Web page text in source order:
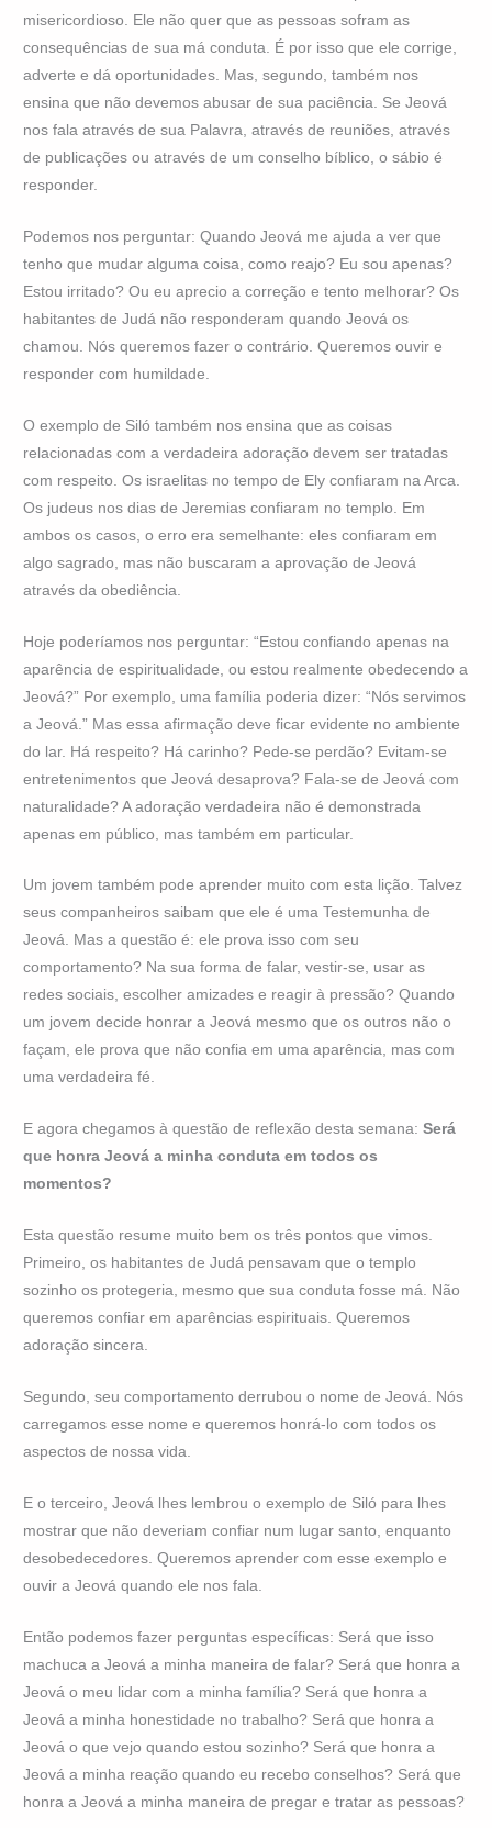
misericordioso. Ele não quer que as pessoas sofram as
consequências de sua má conduta. É por isso que ele corrige,
adverte e dá oportunidades. Mas, segundo, também nos
ensina que não devemos abusar de sua paciência. Se Jeová
nos fala através de sua Palavra, através de reuniões, através
de publicações ou através de um conselho bíblico, o sábio é
responder.
Podemos nos perguntar: Quando Jeová me ajuda a ver que
tenho que mudar alguma coisa, como reajo? Eu sou apenas?
Estou irritado? Ou eu aprecio a correção e tento melhorar? Os
habitantes de Judá não responderam quando Jeová os
chamou. Nós queremos fazer o contrário. Queremos ouvir e
responder com humildade.
O exemplo de Siló também nos ensina que as coisas
relacionadas com a verdadeira adoração devem ser tratadas
com respeito. Os israelitas no tempo de Ely confiaram na Arca.
Os judeus nos dias de Jeremias confiaram no templo. Em
ambos os casos, o erro era semelhante: eles confiaram em
algo sagrado, mas não buscaram a aprovação de Jeová
através da obediência.
Hoje poderíamos nos perguntar: “Estou confiando apenas na
aparência de espiritualidade, ou estou realmente obedecendo a
Jeová?” Por exemplo, uma família poderia dizer: “Nós servimos
a Jeová.” Mas essa afirmação deve ficar evidente no ambiente
do lar. Há respeito? Há carinho? Pede-se perdão? Evitam-se
entretenimentos que Jeová desaprova? Fala-se de Jeová com
naturalidade? A adoração verdadeira não é demonstrada
apenas em público, mas também em particular.
Um jovem também pode aprender muito com esta lição. Talvez
seus companheiros saibam que ele é uma Testemunha de
Jeová. Mas a questão é: ele prova isso com seu
comportamento? Na sua forma de falar, vestir-se, usar as
redes sociais, escolher amizades e reagir à pressão? Quando
um jovem decide honrar a Jeová mesmo que os outros não o
façam, ele prova que não confia em uma aparência, mas com
uma verdadeira fé.
E agora chegamos à questão de reflexão desta semana:Será
que honra Jeová a minha conduta em todos os
momentos?
Esta questão resume muito bem os três pontos que vimos.
Primeiro, os habitantes de Judá pensavam que o templo
sozinho os protegeria, mesmo que sua conduta fosse má. Não
queremos confiar em aparências espirituais. Queremos
adoração sincera.
Segundo, seu comportamento derrubou o nome de Jeová. Nós
carregamos esse nome e queremos honrá-lo com todos os
aspectos de nossa vida.
E o terceiro, Jeová lhes lembrou o exemplo de Siló para lhes
mostrar que não deveriam confiar num lugar santo, enquanto
desobedecedores. Queremos aprender com esse exemplo e
ouvir a Jeová quando ele nos fala.
Então podemos fazer perguntas específicas: Será que isso
machuca a Jeová a minha maneira de falar? Será que honra a
Jeová o meu lidar com a minha família? Será que honra a
Jeová a minha honestidade no trabalho? Será que honra a
Jeová o que vejo quando estou sozinho? Será que honra a
Jeová a minha reação quando eu recebo conselhos? Será que
honra a Jeová a minha maneira de pregar e tratar as pessoas?